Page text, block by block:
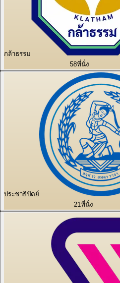
กล้าธรรม
58ที่นั่ง
ประชาธิปัตย์
21ที่นั่ง